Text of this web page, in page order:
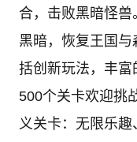
合，击败黑暗怪
黑暗，恢复王国
括创新玩法，丰
500个关卡欢迎挑
义关卡：无限乐趣